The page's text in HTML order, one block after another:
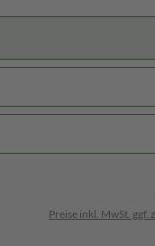
Preise inkl. MwSt. ggf.